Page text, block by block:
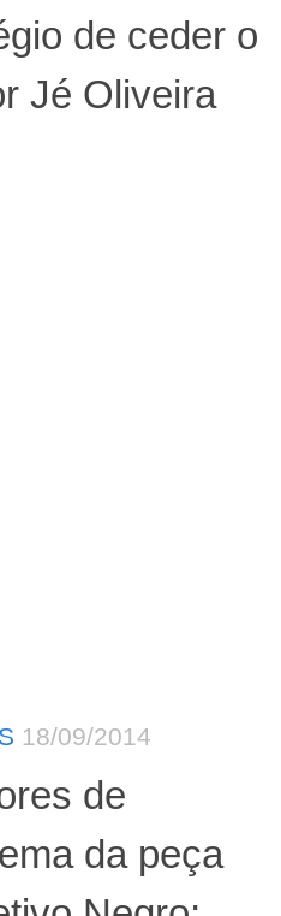
de ceder o
Jé Oliveira
18/09/2014
de
da peça